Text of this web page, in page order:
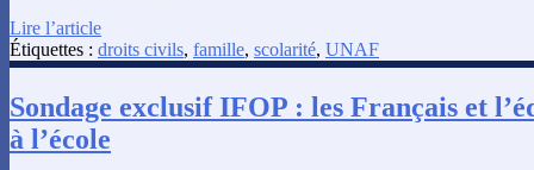
Lire l’article
Étiquettes : droits civils, famille, scolarité, UNAF
Sondage exclusif IFOP : les Français et
à l’école